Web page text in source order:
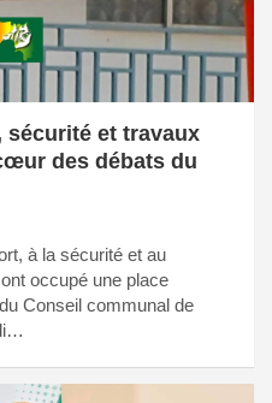
sécurité et travaux
des débats du
à la sécurité et au
occupé une place
Conseil communal de